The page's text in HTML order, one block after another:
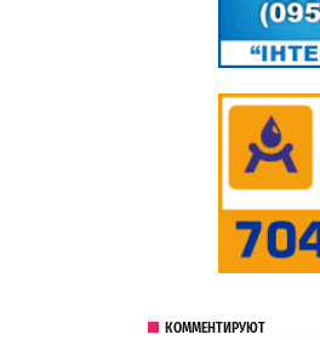
КОММЕНТИРУЮТ